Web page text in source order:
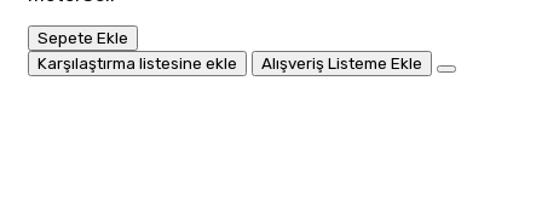
Sepete Ekle
Karşılaştırma listesine ekle
Alışveriş Listeme Ekle